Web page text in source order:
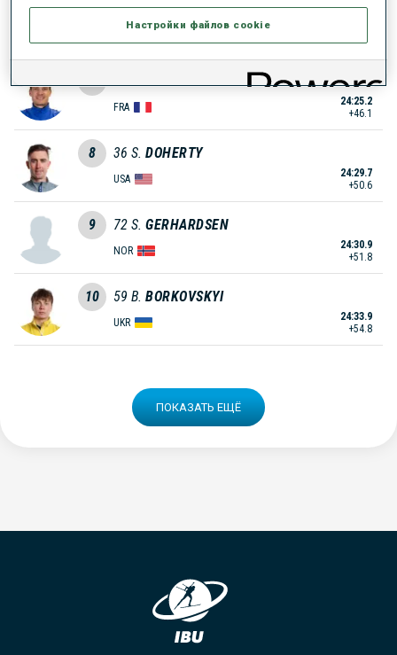
6 24 R. REES
+38.8
7 44 D. LEVET
FRA
24:25.2
+46.1
8 36 S. DOHERTY
USA
24:29.7
+50.6
9 72 S. GERHARDSEN
NOR
24:30.9
+51.8
10 59 B. BORKOVSKYI
UKR
24:33.9
+54.8
ПОКАЗАТЬ ЕЩЁ
Настройки файлов cookie